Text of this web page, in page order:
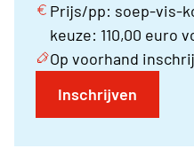
Prijs/pp: soep-vis-
keuze: 110,00 euro
Op voorhand
Inschrijven